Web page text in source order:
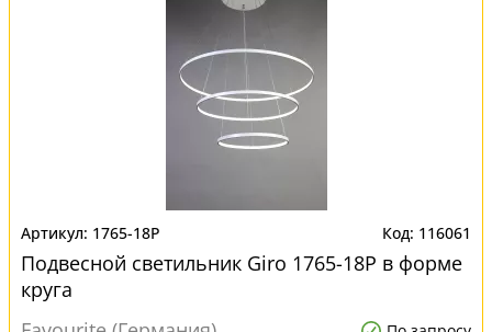
1765-18P 116061
Подвесной светильник Giro 1765-18P в форме
круга